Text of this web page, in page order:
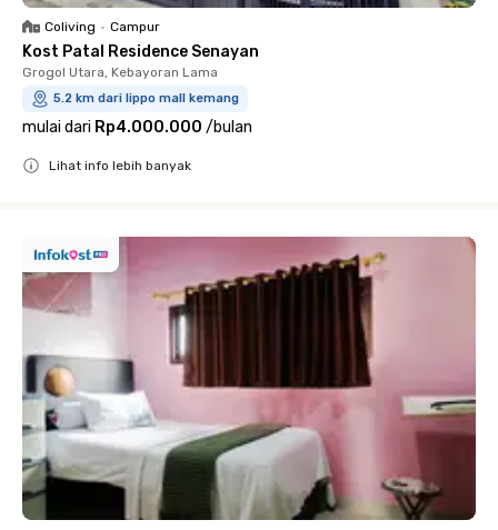
Coliving • Campur
Kost Patal Residence Senayan
Grogol Utara, Kebayoran Lama
5.2 km dari lippo mall kemang
mulai dari Rp4.000.000 /bulan
Lihat info lebih banyak